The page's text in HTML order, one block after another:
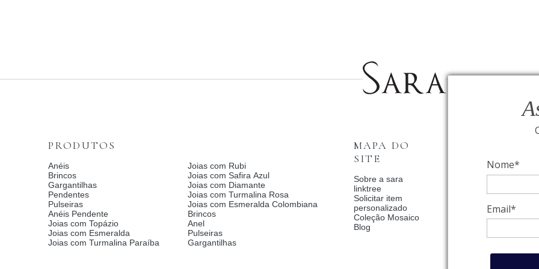
Nome*
Email*
Fale Conosco
Relógios BVLGARI
Condições de
Catalogo Dia Dos
Meus pedidos
MAPA DO
SITE
Sobre a sara
linktree
Solicitar item
personalizado
Blog
Coleção Mosaico
PRODUTOS
Anéis
Brincos
Gargantilhas
Pendentes
Pulseiras
Anéis Pendente
Joias com Topázio
Joias com Esmeralda
Joias com Turmalina Paraíba
Joias com Rubi
Joias com Safira Azul
Joias com Diamante
Joias com Turmalina Rosa
Joias com Esmeralda Colombiana
Brincos
Anel
Pulseiras
Gargantilhas